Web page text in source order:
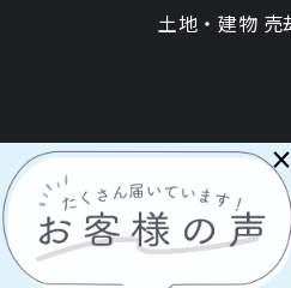
×
土地・建物 売
各種ポリシー